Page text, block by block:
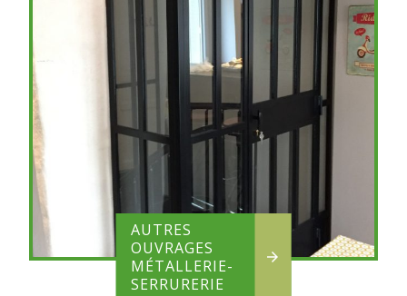
AUTRES
OUVRAGES
MÉTALLERIE-
SERRURERIE